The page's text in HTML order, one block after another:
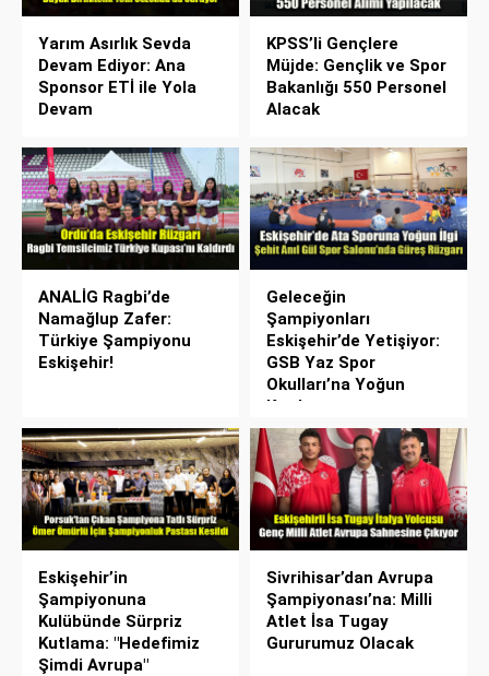
Yarım Asırlık Sevda
Devam Ediyor: Ana
Sponsor ETİ ile Yola
Devam
KPSS’li Gençlere
Müjde: Gençlik ve Spor
Bakanlığı 550 Personel
Alacak
ANALİG Ragbi’de
Namağlup Zafer:
Türkiye Şampiyonu
Eskişehir!
Geleceğin
Şampiyonları
Eskişehir’de Yetişiyor:
GSB Yaz Spor
Okulları’na Yoğun
Katılım
Eskişehir’in
Şampiyonuna
Kulübünde Sürpriz
Kutlama: "Hedefimiz
Şimdi Avrupa"
Sivrihisar’dan Avrupa
Şampiyonası’na: Milli
Atlet İsa Tugay
Gururumuz Olacak